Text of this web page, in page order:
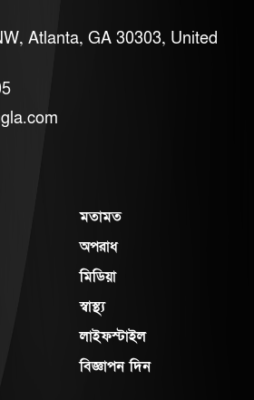
Atlanta, GA 30303, United
মতামত
অপরাধ
মিডিয়া
স্বাস্থ্য
লাইফস্টাইল
বিজ্ঞাপন দিন